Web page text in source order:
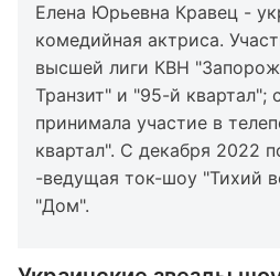
Елена Юрьевна Кравец -
комедийная актриса.
высшей лиги КВН
Транзит" и "95-й квартал";
принимала участие в
квартал". С декабря 2022
-ведущая ток-шоу "Тихий
"Дом".